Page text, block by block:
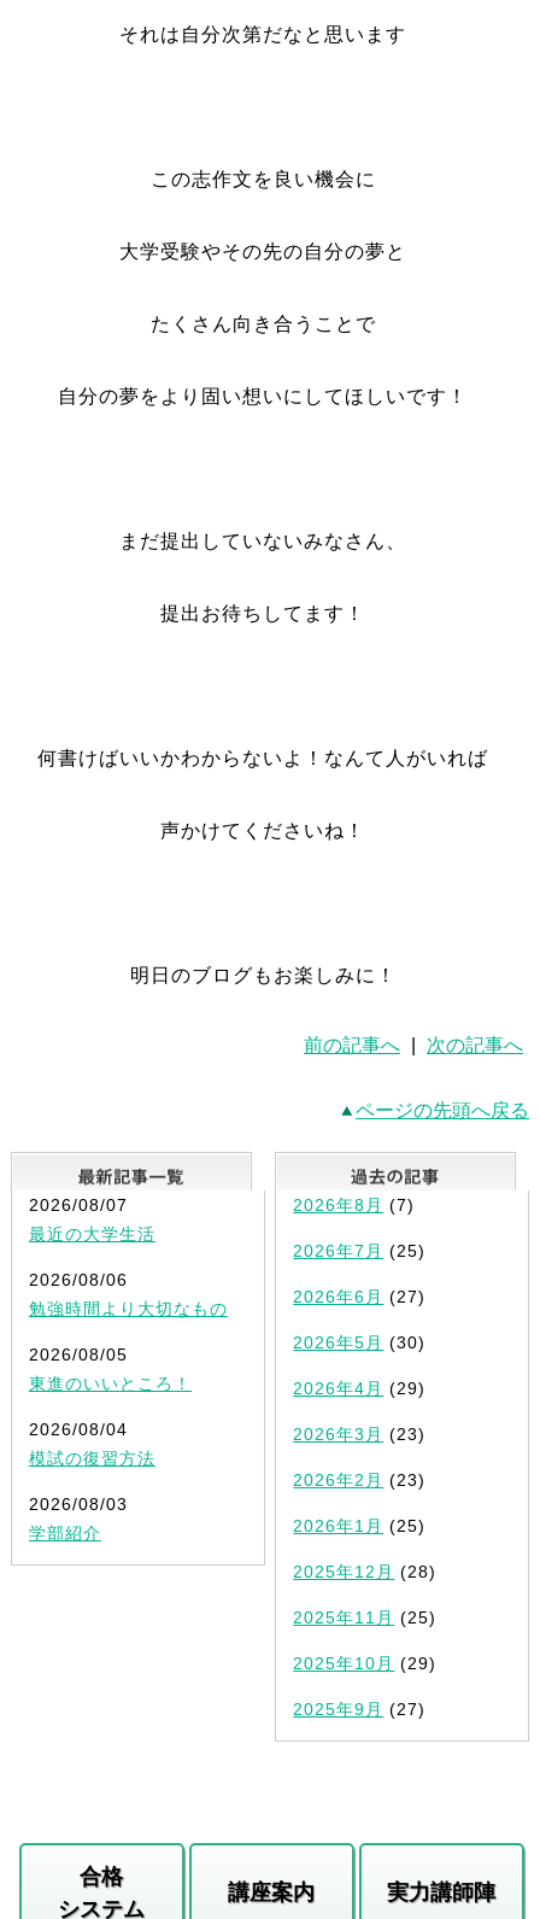
それは自分次第だなと思います
この志作文を良い機会に
大学受験やその先の自分の夢と
たくさん向き合うことで
自分の夢をより固い想いにしてほしいです！
まだ提出していないみなさん、
提出お待ちしてます！
何書けばいいかわからないよ！なんて人がいれば
声かけてくださいね！
明日のブログもお楽しみに！
前の記事へ 次の記事へ
ページの先頭へ戻る
最新記事一覧
2026/08/07
最近の大学生活
2026/08/06
勉強時間より大切なもの
2026/08/05
東進のいいところ！
2026/08/04
模試の復習方法
2026/08/03
学部紹介
2026年8月 (7)
2026年7月 (25)
2026年6月 (27)
2026年5月 (30)
2026年4月 (29)
2026年3月 (23)
2026年2月 (23)
2026年1月 (25)
2025年12月 (28)
2025年11月 (25)
2025年10月 (29)
2025年9月 (27)
合格
システム
講座案内 実力講師陣